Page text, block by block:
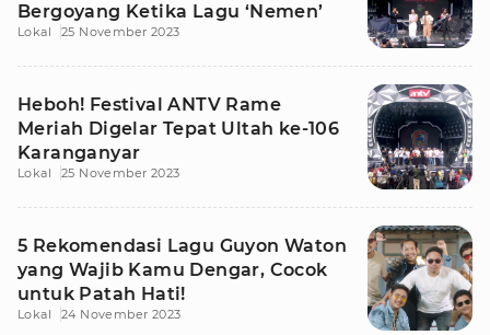
Bergoyang Ketika Lagu ‘Nemen’
Lokal 25 November 2023
Heboh! Festival ANTV Rame
Meriah Digelar Tepat Ultah ke-106
Karanganyar
Lokal 25 November 2023
5 Rekomendasi Lagu Guyon Waton
yang Wajib Kamu Dengar, Cocok
untuk Patah Hati!
Lokal 24 November 2023